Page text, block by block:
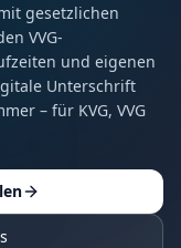
gesetzlichen
VVG-
und eigenen
Unterschrift
– für KVG, VVG